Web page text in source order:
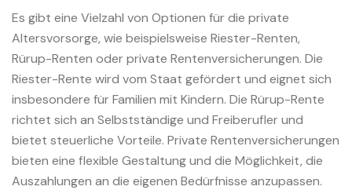
Es gibt eine Vielzahl von Optionen für die private
Altersvorsorge, wie beispielsweise Riester-Renten,
Rürup-Renten oder private Rentenversicherungen. Die
Riester-Rente wird vom Staat gefördert und eignet sich
insbesondere für Familien mit Kindern. Die Rürup-Rente
richtet sich an Selbstständige und Freiberufler und
bietet steuerliche Vorteile. Private Rentenversicherungen
bieten eine flexible Gestaltung und die Möglichkeit, die
Auszahlungen an die eigenen Bedürfnisse anzupassen.